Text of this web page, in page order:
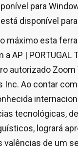
para
disponível para
máximo esta
AP | PORTUGAL
autorizado Zoom
Inc. Ao contar
tecnológicas,
logrará
valências de um